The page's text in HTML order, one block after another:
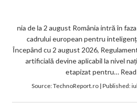
nia de la 2 august România intră în
cadrului european pentru
Începând cu 2 august 2026,
artificială devine aplicabil la nivel
etapizat pentru…
Source:TechnoReport.ro| Published: